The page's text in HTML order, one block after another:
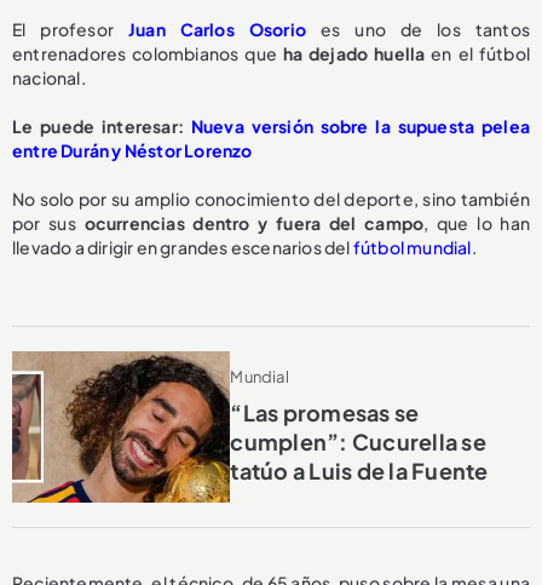
El profesor Juan Carlos Osorio
es uno de los tantos
entrenadores colombianos que ha dejado huella en el fútbol
nacional.
Le puede interesar: Nueva versión sobre la supuesta pelea
entre Durán y Néstor Lorenzo
No solo por su amplio conocimiento del deporte, sino también
por sus ocurrencias dentro y fuera del campo, que lo han
llevado a dirigir en grandes escenarios delfútbol mundial.
Mundial
“Las promesas se
cumplen”: Cucurella se
tatúo a Luis de la Fuente